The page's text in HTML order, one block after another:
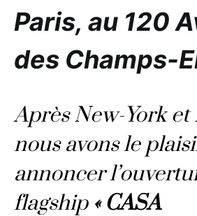
Paris, au 120
des Champs-
Après New-York et
nous avons le
annoncer
flagship « CASA